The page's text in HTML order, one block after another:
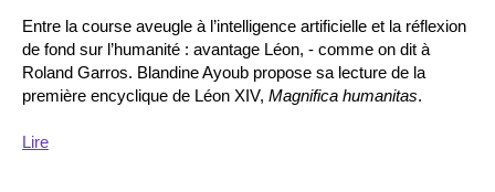
Entre la course aveugle à l’intelligence artificielle et la réflexion
de fond sur l’humanité : avantage Léon, - comme on dit à
Roland Garros. Blandine Ayoub propose sa lecture de la
première encyclique de Léon XIV, Magnifica humanitas.
Lire